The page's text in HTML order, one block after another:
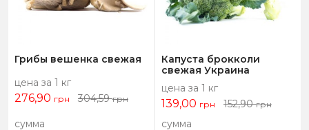
Грибы вешенка свежая
цена за 1 кг
276,90 грн 304,59грн
сумма
Капуста брокколи
свежая Украина
цена за 1 кг
139,00 грн 152,90грн
сумма